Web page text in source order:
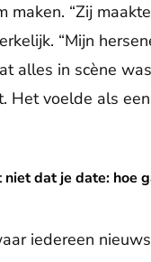
maken. “Zij
“Mijn
alles in scène
Het voelde als
niet dat je date: hoe
hoe gaat het nu
iedereen